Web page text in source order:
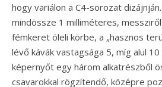
hogy variálon a C4-sorozat
mindössze 1 milliméteres,
fémkeret öleli körbe, a „hasznos
lévő kávák vastagsága 5, míg alul
képernyőt egy három alkatrészből
csavarokkal rögzítendő, középre